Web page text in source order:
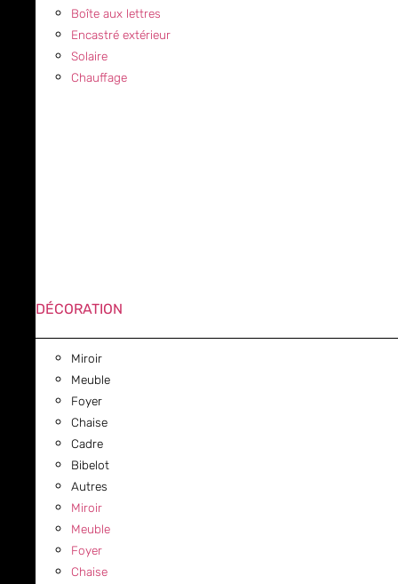
Boîte aux lettres
Encastré extérieur
Solaire
Chauffage
DÉCORATION
Miroir
Meuble
Foyer
Chaise
Cadre
Bibelot
Autres
Miroir
Meuble
Foyer
Chaise